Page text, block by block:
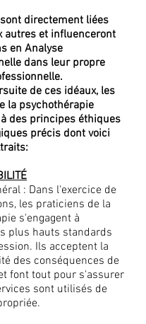
directement liées
autres et influenceront
en Analyse
dans leur propre
de ces idéaux, les
la psychothérapie
des principes éthiques
précis dont voici
: Dans l'exercice de
les praticiens de la
s'engagent à
plus hauts standards
Ils acceptent la
des conséquences de
font tout pour s'assurer
sont utilisés de